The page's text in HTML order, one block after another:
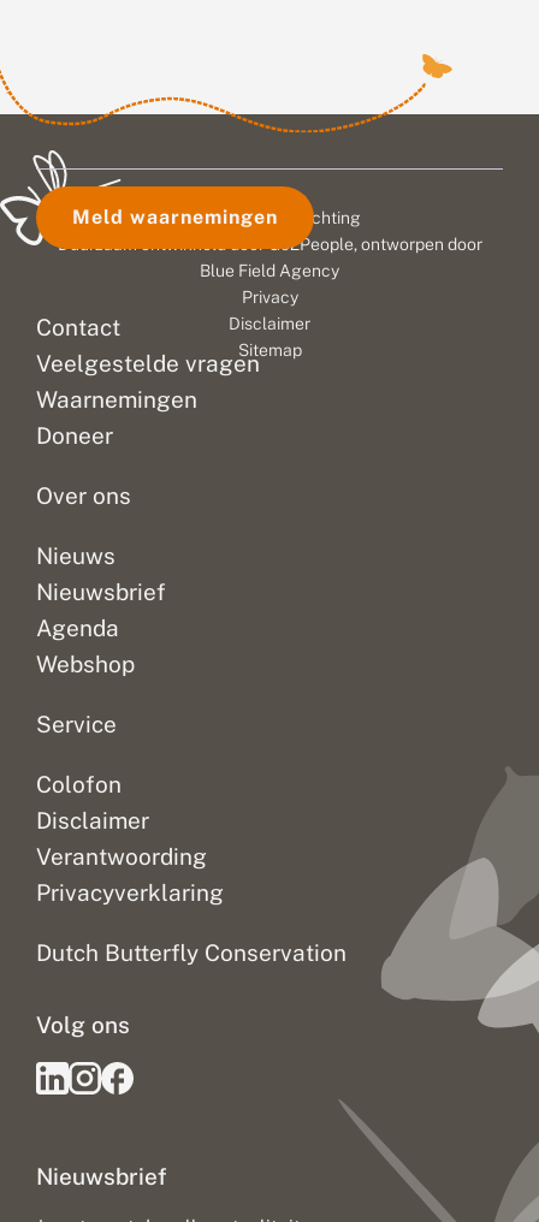
Contact
Veelgestelde vragen
Waarnemingen
Doneer
Over ons
Nieuws
Nieuwsbrief
Agenda
Webshop
Service
Colofon
Disclaimer
Verantwoording
Privacyverklaring
Dutch Butterfly Conservation
Nieuwsbrief
Volg ons
Meld waarnemingen
© 2026 Vlinderstichting
Duurzaam ontwikkeld doorGo2People, ontworpen door
Blue Field Agency
Privacy
Disclaimer
Sitemap